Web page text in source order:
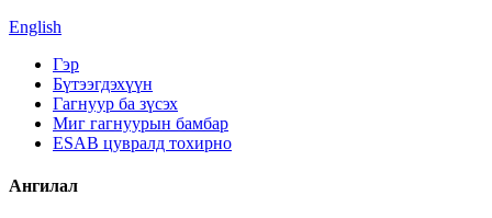
English
Гэр
Бүтээгдэхүүн
Гагнуур ба зүсэх
Миг гагнуурын бамбар
ESAB цувралд тохирно
Ангилал